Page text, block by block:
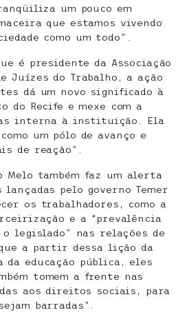
um pouco em
que estamos vivendo
como um todo”.
é presidente da Associação
Juízes do Trabalho, a ação
dá um novo significado à
do Recife e mexe com a
interna à instituição. Ela
um pólo de avanço e
de reação”.
Melo também faz um alerta
lançadas pelo governo Temer
os trabalhadores, como a
e a “prevalência
o legislado” nas relações de
a partir dessa lição da
da educação pública, eles
tomem a frente nas
aos direitos sociais, para
barradas”.